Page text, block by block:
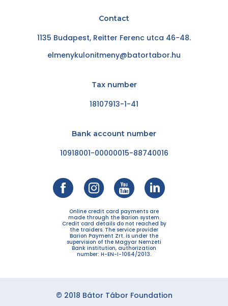
Contact
1135 Budapest, Reitter Ferenc utca 46-48.
elmenykulonitmeny@batortabor.hu
Tax number
18107913-1-41
Bank account number
10918001-00000015-88740016
Online credit card payments are
made through the Barion system.
Credit card details do not reached by
the traiders. The service provider
Barion Payment Zrt. is under the
supervision of the Magyar Nemzeti
Bank institution, authorization
number: H-EN-I-1064/2013.
© 2018 Bátor Tábor Foundation